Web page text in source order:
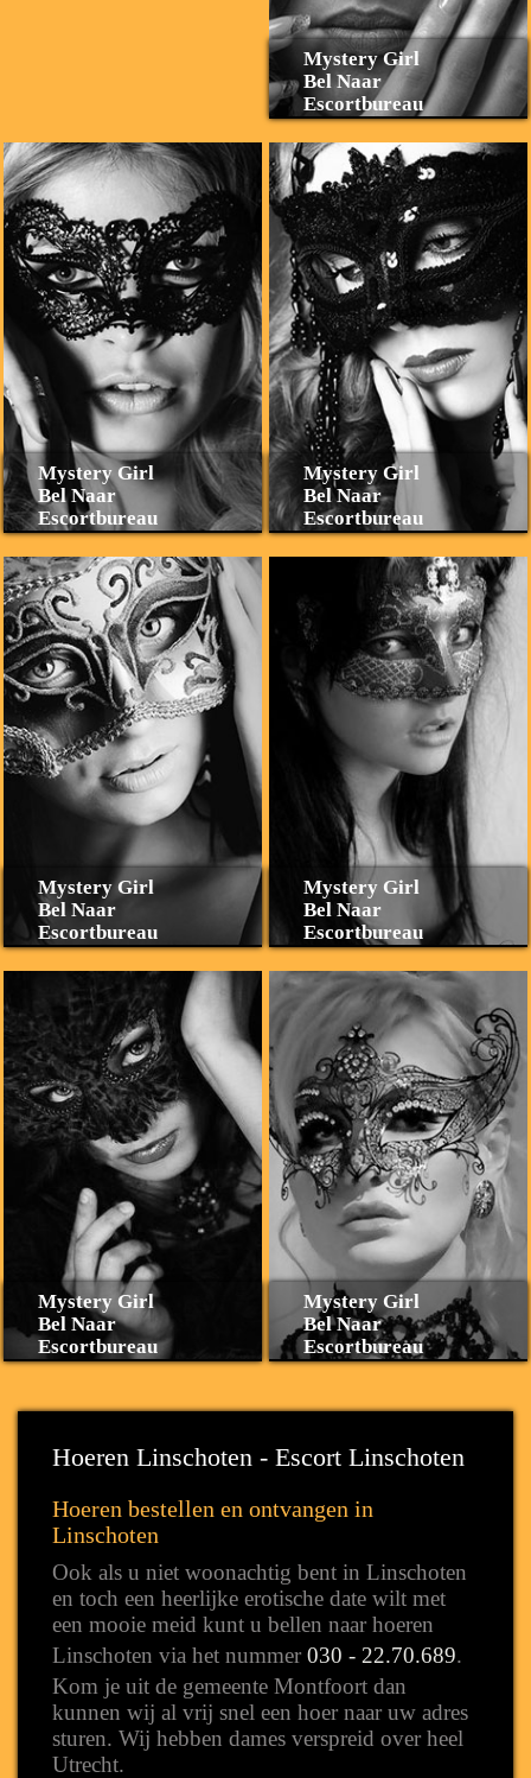
Mystery Girl
Bel Naar
Escortbureau
Mystery Girl
Bel Naar
Escortbureau
Mystery Girl
Bel Naar
Escortbureau
Mystery Girl
Bel Naar
Escortbureau
Mystery Girl
Bel Naar
Escortbureau
Mystery Girl
Bel Naar
Escortbureau
Mystery Girl
Bel Naar
Escortbureau
Hoeren Linschoten - Escort Linschoten
Hoeren bestellen en ontvangen in
Linschoten
Ook als u niet woonachtig bent in Linschoten
en toch een heerlijke erotische date wilt met
een mooie meid kunt u bellen naar hoeren
Linschoten via het nummer 030 - 22.70.689.
Kom je uit de gemeente Montfoort dan
kunnen wij al vrij snel een hoer naar uw adres
sturen. Wij hebben dames verspreid over heel
Utrecht.